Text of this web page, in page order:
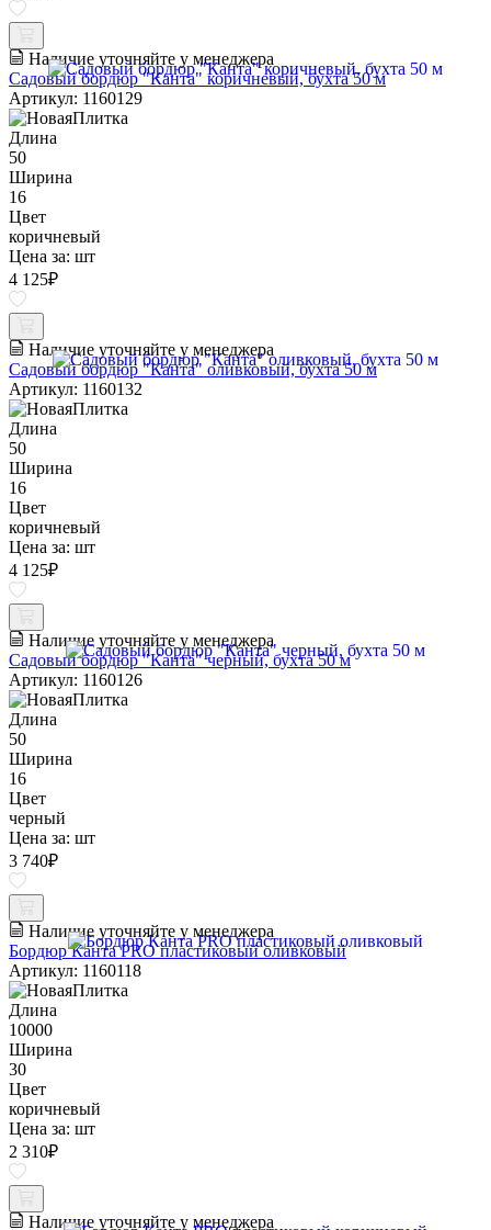
Наличие уточняйте у менеджера
Садовый бордюр "Канта" коричневый, бухта 50 м
Артикул: 1160129
Длина
50
Ширина
16
Цвет
коричневый
Цена за: шт
4 125₽
Наличие уточняйте у менеджера
Садовый бордюр "Канта" оливковый, бухта 50 м
Артикул: 1160132
Длина
50
Ширина
16
Цвет
коричневый
Цена за: шт
4 125₽
Наличие уточняйте у менеджера
Садовый бордюр "Канта" черный, бухта 50 м
Артикул: 1160126
Длина
50
Ширина
16
Цвет
черный
Цена за: шт
3 740₽
Наличие уточняйте у менеджера
Бордюр Канта PRO пластиковый оливковый
Артикул: 1160118
Длина
10000
Ширина
30
Цвет
коричневый
Цена за: шт
2 310₽
Наличие уточняйте у менеджера